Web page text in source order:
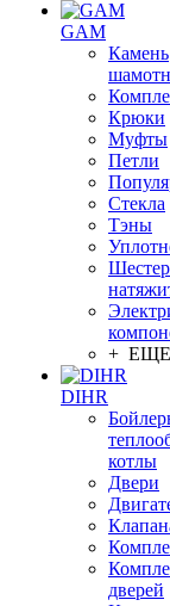
GAM
Камень
Крюки
Муфты
Петли
Стекла
Тэны
+ ЕЩЕ
DIHR
котлы
Двери
дверей